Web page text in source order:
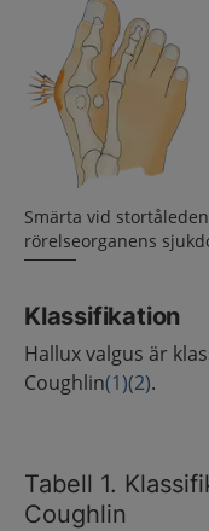
Smärta vid
rörelseorganens
Klassifikation
Hallux valgus är
Coughlin(1)(2).
Tabell 1.
Coughlin